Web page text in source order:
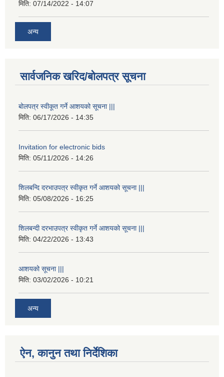
मिति: 07/14/2022 - 14:07
अन्य
सार्वजनिक खरिद/बोलपत्र सूचना
बोलपत्र स्वीकूत गर्ने आशयको सूचना |||
मिति: 06/17/2026 - 14:35
Invitation for electronic bids
मिति: 05/11/2026 - 14:26
शिलबन्दि दरभाउपत्र स्वीकृत गर्ने आशयको सूचना |||
मिति: 05/08/2026 - 16:25
शिलबन्दी दरभाउपत्र स्वीकृत गर्ने आशयको सूचना |||
मिति: 04/22/2026 - 13:43
आशयको सूचना |||
मिति: 03/02/2026 - 10:21
अन्य
ऐन, कानुन तथा निर्देशिका